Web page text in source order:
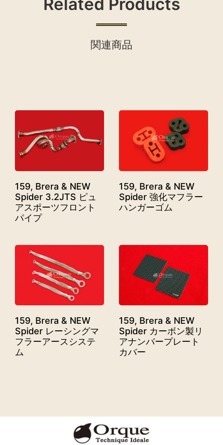
Related Products
関連商品
159, Brera & NEW
Spider 3.2JTS ピュ
アスポーツフロント
パイプ
159, Brera & NEW
Spider 強化マフラー
ハンガーゴム
159, Brera & NEW
Spider レーシングマ
フラーアースシステ
ム
159, Brera & NEW
Spider カーボン製リ
アナンバープレート
カバー